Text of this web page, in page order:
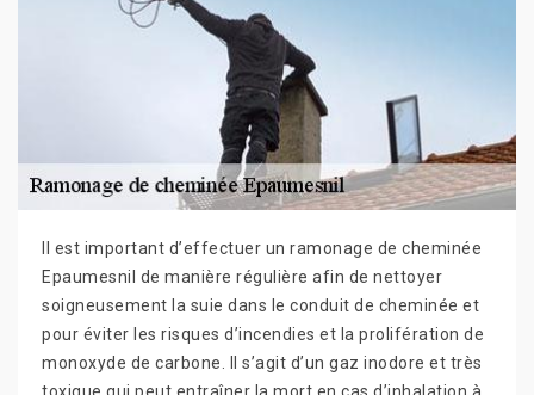
Il est important d’effectuer un ramonage de cheminée
Epaumesnil de manière régulière afin de nettoyer
soigneusement la suie dans le conduit de cheminée et
pour éviter les risques d’incendies et la prolifération de
monoxyde de carbone. Il s’agit d’un gaz inodore et très